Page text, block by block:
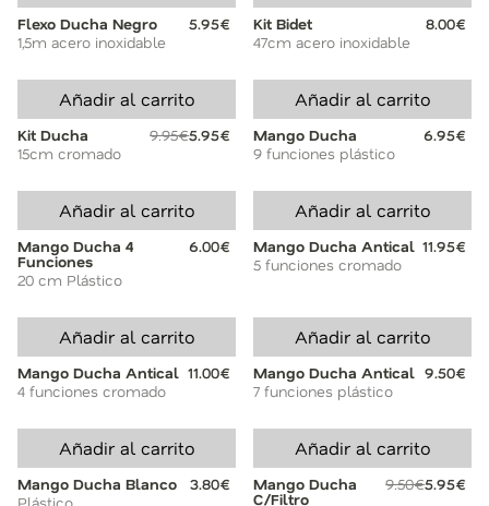
Flexo Ducha Negro
5.95€
1,5m acero inoxidable
Kit Bidet
8.00€
47cm acero inoxidable
Añadir al carrito
Kit Ducha 9.95€5.95€
15cm cromado
Añadir al carrito
Mango Ducha
6.95€
9 funciones plástico
Añadir al carrito
Mango Ducha 4
Funciones
6.00€
20 cm Plástico
Añadir al carrito
Mango Ducha Antical 11.95€
5 funciones cromado
Añadir al carrito
Mango Ducha Antical 11.00€
4 funciones cromado
Añadir al carrito
Mango Ducha Antical 9.50€
7 funciones plástico
Añadir al carrito
Mango Ducha Blanco
3.80€
Plástico
Añadir al carrito
Mango Ducha
C/Filtro
9.50€5.95€